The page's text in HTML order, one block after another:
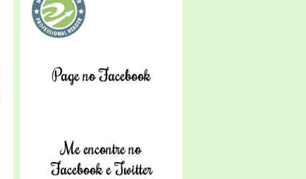
Page no Facebook
Me encontre no
Facebook e Twitter